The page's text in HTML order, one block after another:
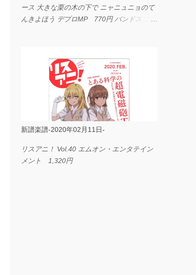
ース 大きな栗の木の下で ニャニュニョのて
んきよほう デプロMP 770円 バンドスコア
ス I LOVE．．． Official髭男dism やさしく
弾ける ピアノピース フェアリー 660円
BP2225 Kingdom of the Heavens 春畑道哉
バンドピース フェアリー 825円
新譜楽譜-2020年02月11日-
リスアニ！ Vol.40 エムオン・エンタテイン
メント 1,320円